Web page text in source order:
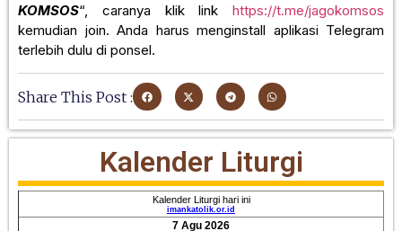
KOMSOS“, caranya klik link https://t.me/jagokomsos
kemudian join. Anda harus menginstall aplikasi Telegram
terlebih dulu di ponsel.
Share This Post :
Kalender Liturgi